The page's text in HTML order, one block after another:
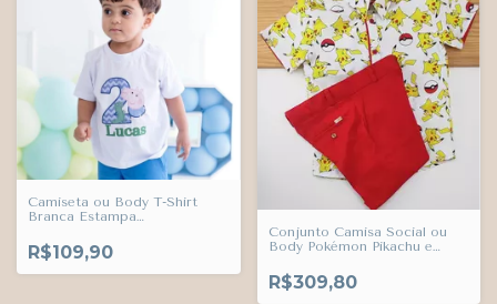
Camiseta ou Body T-Shirt
Branca Estampa
da Criança Adulto Infantil
Bebê Índigo Trend
R$109,90
Conjunto Camisa Social ou
Body Pokémon Pikachu e
Fino Índigo Trend
R$309,80